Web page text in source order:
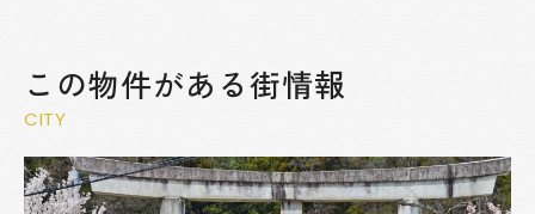
この物件がある街情報
CITY